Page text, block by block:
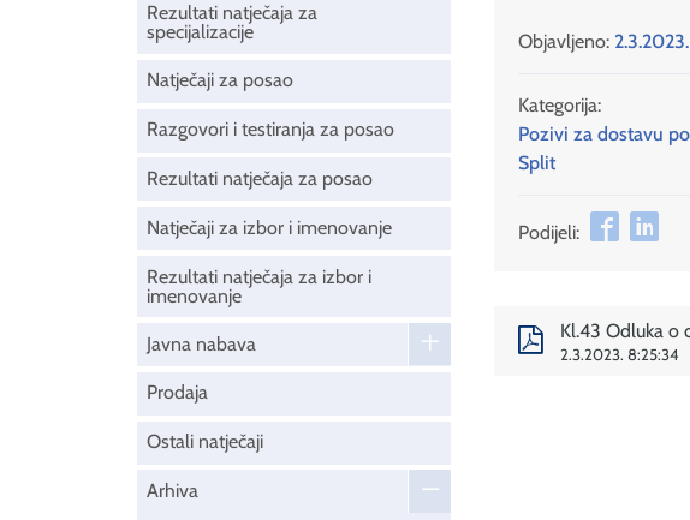
Rezultati natječaja za
specijalizacije
Natječaji za posao
Razgovori i testiranja za posao
Rezultati natječaja za posao
Natječaji za izbor i imenovanje
Rezultati natječaja za izbor i
imenovanje
Javna nabava
Prodaja
Ostali natječaji
Arhiva
Objavljeno:
Kategorija:
Pozivi za dostavu
Split
Podijeli:
Kl.43 Odluka o
2.3.2023. 8:25:34